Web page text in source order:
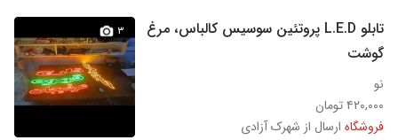
تابلو L.E.D پروتئین سوسیس کالباس، مرغ
گوشت
نو
۴۲۰,۰۰۰ تومان
فروشگاه ارسال از شهرک آزادی
۳